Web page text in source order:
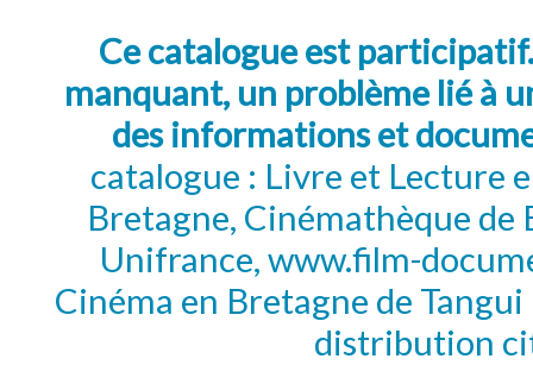
Ce catalogue est
manquant, un problème lié à
des informations et
catalogue : Livre et Lecture
Bretagne, Cinémathèque de
Unifrance, www.film-
Cinéma en Bretagne de
distribution